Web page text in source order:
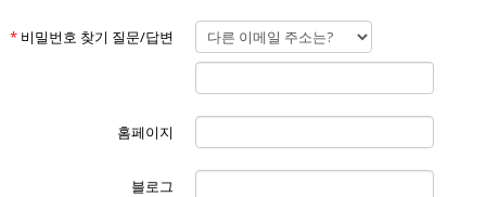
* 비밀번호 찾기 질문/답변
홈페이지
블로그